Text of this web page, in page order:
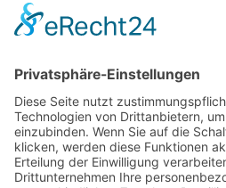
AGB
Bankdaten